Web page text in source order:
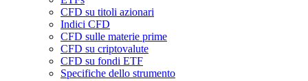
CFD su titoli azionari
Indici CFD
CFD sulle materie prime
CFD su criptovalute
CFD su fondi ETF
Specifiche dello strumento